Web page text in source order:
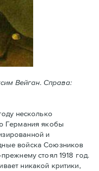
Вейган. Справа:
несколько
Германия якобы
и
войска Союзников
стоял 1918 год.
никакой критики,